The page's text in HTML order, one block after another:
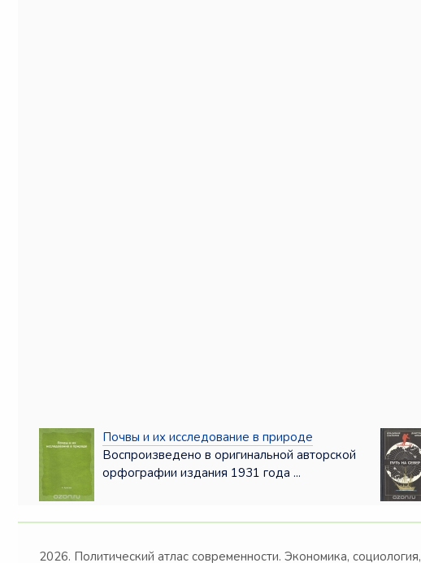
Почвы и их исследование в природе
Воспроизведено в оригинальной авторской
орфографии издания 1931 года ...
2026. Политический атлас современности. Экономика, социология,